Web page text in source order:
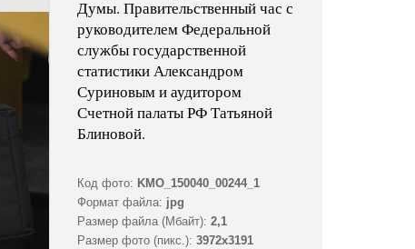
Думы. Правительственный час с
руководителем Федеральной
службы государственной
статистики Александром
Суриновым и аудитором
Счетной палаты РФ Татьяной
Блиновой.
Код фото: KMO_150040_00244_1
Формат файла: jpg
Размер файла (Мбайт): 2,1
Размер фото (пикс.): 3972x3191